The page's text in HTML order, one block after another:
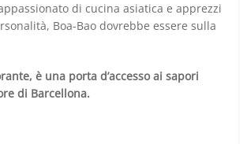
di cucina asiatica e apprezzi
Boa-Bao dovrebbe essere sulla
è una porta d’accesso ai sapori
di Barcellona.